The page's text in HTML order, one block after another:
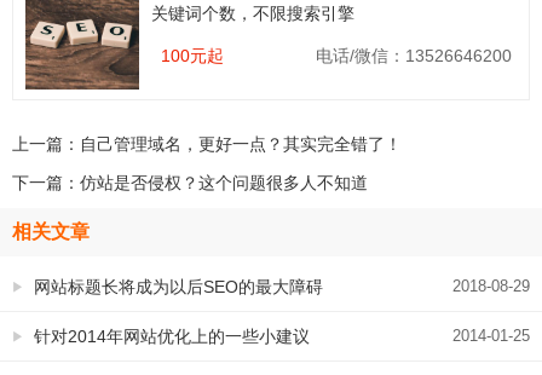
关键词个数，不限搜索引擎
100元起 电话/微信：13526646200
上一篇： 自己管理域名，更好一点？其实完全错了！
下一篇： 仿站是否侵权？这个问题很多人不知道
相关文章
2018-08-29
网站标题长将成为以后SEO的最大障碍
2014-01-25
针对2014年网站优化上的一些小建议